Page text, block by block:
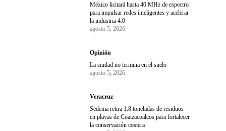
México licitará hasta 40 MHz de espectro
para impulsar redes inteligentes y acelerar
la industria 4.0
agosto 5, 2026
Opinión
La ciudad no termina en el suelo
agosto 5, 2026
Veracruz
Sedema retira 1.8 toneladas de residuos
en playas de Coatzacoalcos para fortalecer
la conservación costera